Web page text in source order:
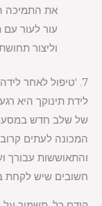
את התמיכה
עור לעור
וליצור
7. 'טיפול לאחר לידה: מה מגיע אחרי שהתינוק כאן?'
לידת תינוקך היא
של שלב חדש במסע
המכונה לעתים
והתאוששות עבורך
חשובים שיש לקחת